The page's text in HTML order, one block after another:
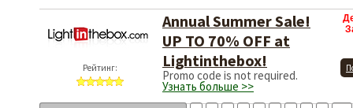
Рейтинг:
Annual Summer Sale!
UP TO 70% OFF at
Lightinthebox!
Promo code is not required.
Узнать больше >>